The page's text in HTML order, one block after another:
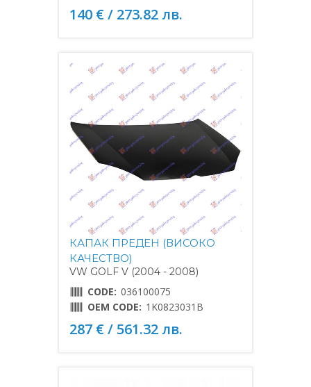
140 € / 273.82 лв.
КАПАК ПРЕДЕН (ВИСОКО
КАЧЕСТВО)
VW GOLF V (2004 - 2008)
CODE: 036100075
OEM CODE: 1K0823031B
287 € / 561.32 лв.